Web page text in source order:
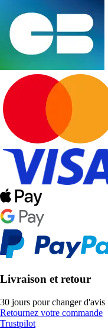
Livraison et retour
30 jours pour changer d'avis
Retournez votre commande
Trustpilot